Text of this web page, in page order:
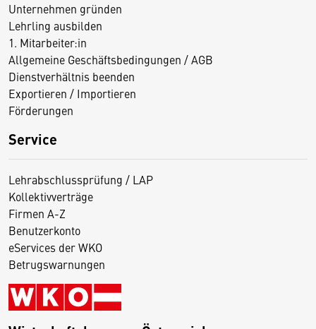
Unternehmen gründen
Lehrling ausbilden
1. Mitarbeiter:in
Allgemeine Geschäftsbedingungen / AGB
Dienstverhältnis beenden
Exportieren / Importieren
Förderungen
Service
Lehrabschlussprüfung / LAP
Kollektivverträge
Firmen A-Z
Benutzerkonto
eServices der WKO
Betrugswarnungen